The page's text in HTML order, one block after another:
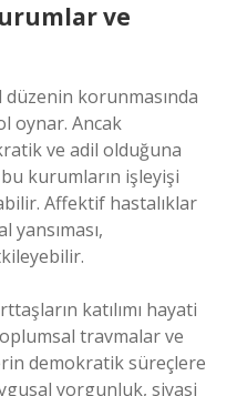
ve
korunmasında
oynar. Ancak
ve adil olduğuna
kurumların işleyişi
Affektif hastalıklar
yansıması,
katılımı hayati
travmalar ve
demokratik süreçlere
yorgunluk, siyasi